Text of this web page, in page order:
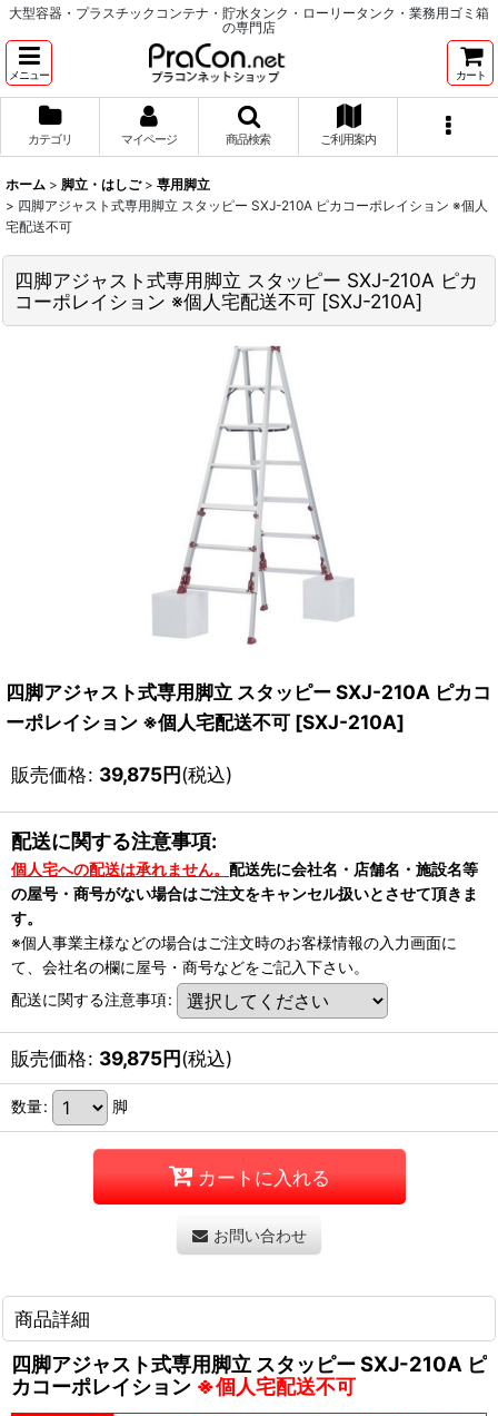
大型容器・プラスチックコンテナ・貯水タンク・ローリータンク・業務用ゴミ箱
の専門店
メニュー カート
カテゴリ マイページ 商品検索 ご利用案内
ホーム > 脚立・はしご > 専用脚立
> 四脚アジャスト式専用脚立 スタッピー SXJ-210A ピカコーポレイション ※個人
宅配送不可
四脚アジャスト式専用脚立 スタッピー SXJ-210A ピカ
コーポレイション ※個人宅配送不可 [SXJ-210A]
四脚アジャスト式専用脚立 スタッピー SXJ-210A ピカコ
ーポレイション ※個人宅配送不可 [SXJ-210A]
販売価格: 39,875円(税込)
配送に関する注意事項:
個人宅への配送は承れません。 配送先に会社名・店舗名・施設名等
の屋号・商号がない場合はご注文をキャンセル扱いとさせて頂きま
す。
※個人事業主様などの場合はご注文時のお客様情報の入力画面に
て、会社名の欄に屋号・商号などをご記入下さい。
配送に関する注意事項:
販売価格: 39,875円(税込)
数量: 脚
カートに入れる
お問い合わせ
商品詳細
四脚アジャスト式専用脚立 スタッピー SXJ-210A ピ
カコーポレイション ※個人宅配送不可